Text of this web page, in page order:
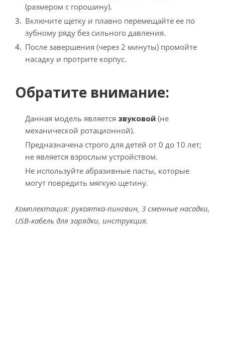
(размером с горошину).
Включите щетку и плавно перемещайте ее по
зубному ряду без сильного давления.
После завершения (через 2 минуты) промойте
насадку и протрите корпус.
Обратите внимание:
Данная модель является звуковой (не
механической ротационной).
Предназначена строго для детей от 0 до 10 лет;
не является взрослым устройством.
Не используйте абразивные пасты, которые
могут повредить мягкую щетину.
Комплектация: рукоятка-пингвин, 3 сменные насадки,
USB-кабель для зарядки, инструкция.